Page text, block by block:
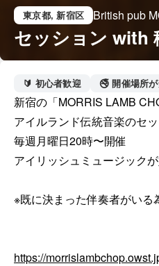
東京都, 新宿区 British pub
セッション with
🔰 初心者歓迎 🚭 開催場所
新宿の「MORRIS LAMB
アイルランド伝統音楽のセッ
毎週月曜日20時〜開催
アイリッシュミュージック
※既に決まった伴奏者がいる
https://